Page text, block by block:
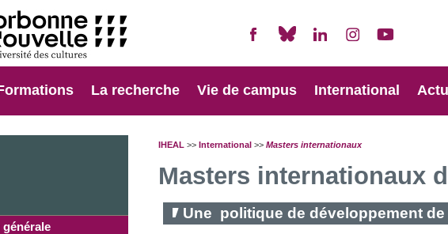
La recherche Vie de campus International
IHEAL >> International>> Masters internationaux
Masters internationaux
Une politique de développement